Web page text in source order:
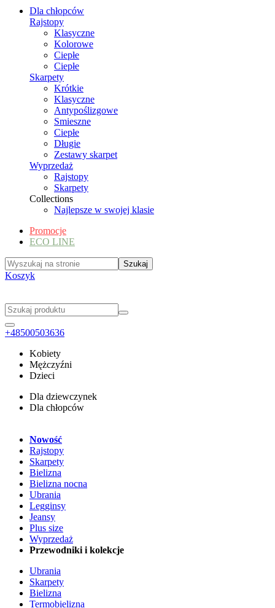
Dla chłopców
Rajstopy
Klasyczne
Kolorowe
Ciepłe
Ciepłe
Skarpety
Krótkie
Klasyczne
Antypoślizgowe
Smieszne
Ciepłe
Długie
Zestawy skarpet
Wyprzedaż
Rajstopy
Skarpety
Collections
Najlepsze w swojej klasie
Promocje
ECO LINE
Koszyk
+48500503636
Kobiety
Mężczyźni
Dzieci
Dla dziewczynek
Dla chłopców
Nowość
Rajstopy
Skarpety
Bielizna
Bielizna nocna
Ubrania
Legginsy
Jeansy
Plus size
Wyprzedaż
Przewodniki i kolekcje
Ubrania
Skarpety
Bielizna
Termobielizna